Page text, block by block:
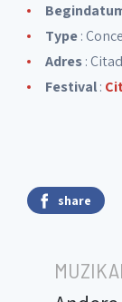
Type:
Adres:
Festival:
share